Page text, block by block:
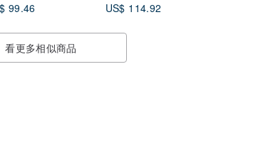
99.46
US$ 114.92
看更多相似商品